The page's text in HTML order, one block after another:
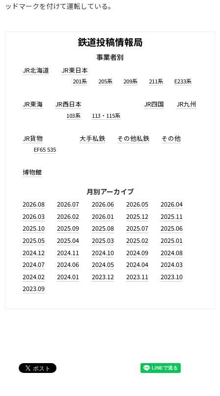
ッドマークを付けて運転している。
鉄道投稿情報局
事業者別
JR北海道 JR東日本
201系 205系 209系 211系 E233系
JR東海 JR西日本
103系 113・115系
JR四国 JR九州
JR貨物
EF65 535
大手私鉄 その他私鉄 その他
博物館
月別アーカイブ
2026.08 2026.07 2026.06 2026.05
2026.04
2026.03
2026.02 2026.01 2025.12
2025.11
2025.10
2025.09 2025.08 2025.07
2025.06
2025.05
2025.04 2025.03 2025.02
2025.01
2024.12
2024.11 2024.10 2024.09
2024.08
2024.07
2024.06 2024.05 2024.04
2024.03
2024.02
2024.01 2023.12 2023.11
2023.10
2023.09